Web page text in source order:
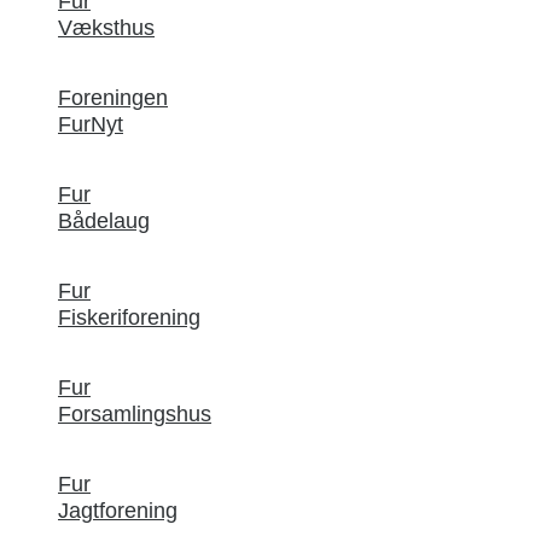
Væksthus
Foreningen
FurNyt
Fur
Bådelaug
Fur
Fiskeriforening
Fur
Forsamlingshus
Fur
Jagtforening